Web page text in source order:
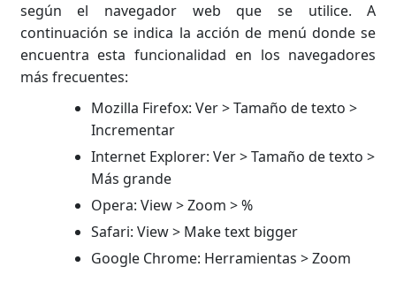
según el navegador web que se utilice. A
continuación se indica la acción de menú donde se
encuentra esta funcionalidad en los navegadores
más frecuentes:
Mozilla Firefox: Ver > Tamaño de texto >
Incrementar
Internet Explorer: Ver > Tamaño de texto >
Más grande
Opera: View > Zoom > %
Safari: View > Make text bigger
Google Chrome: Herramientas > Zoom